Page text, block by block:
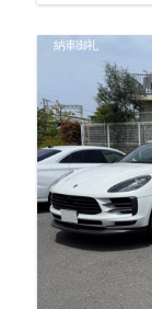
納車御礼